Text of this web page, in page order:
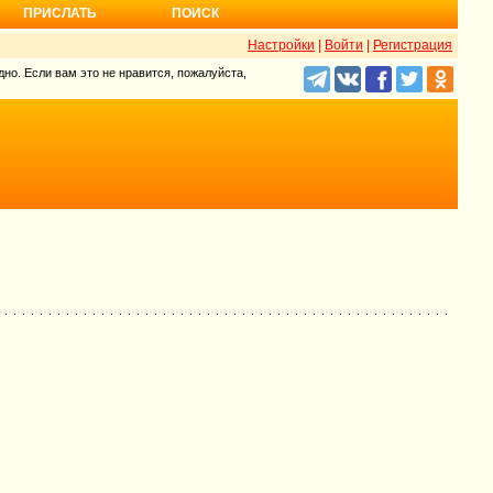
ПРИСЛАТЬ ПОИСК
Настройки Войти Регистрация
Если вам это не нравится, пожалуйста,